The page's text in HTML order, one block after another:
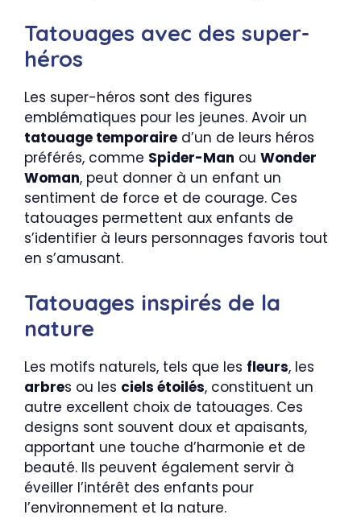
Tatouages avec des super-
héros
Les super-héros sont des figures
emblématiques pour les jeunes. Avoir un
tatouage temporaire d’un de leurs héros
préférés, comme Spider-Man ou Wonder
Woman, peut donner à un enfant un
sentiment de force et de courage. Ces
tatouages permettent aux enfants de
s’identifier à leurs personnages favoris tout
en s’amusant.
Tatouages inspirés de la
nature
Les motifs naturels, tels que les fleurs, les
arbres ou les ciels étoilés, constituent un
autre excellent choix de tatouages. Ces
designs sont souvent doux et apaisants,
apportant une touche d’harmonie et de
beauté. Ils peuvent également servir à
éveiller l’intérêt des enfants pour
l’environnement et la nature.